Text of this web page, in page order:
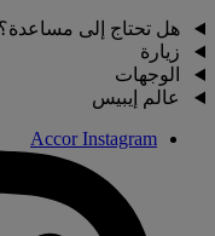
هل تحتاج إلى مساعدة؟
زيارة
الوجهات
عالم إيبيس
Accor Instagram